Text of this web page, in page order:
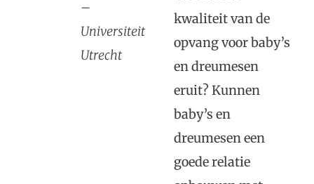
–
Universiteit
Utrecht
kwaliteit van de
opvang voor baby’s
en dreumesen
eruit? Kunnen
baby’s en
dreumesen een
goede relatie